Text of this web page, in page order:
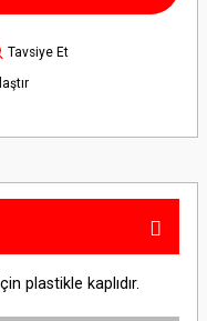
Tavsiye Et
plastikle kaplıdır.